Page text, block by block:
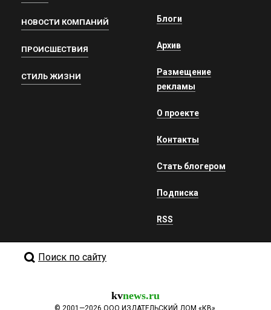
НОВОСТИ КОМПАНИЙ
ПРОИСШЕСТВИЯ
СТИЛЬ ЖИЗНИ
Блоги
Архив
Размещение
рекламы
О проекте
Контакты
Стать блогером
Подписка
RSS
Поиск по сайту
kvnews.ru
© 2001—2026 ООО ИЗДАТЕЛЬСКИЙ ДОМ «КВ».